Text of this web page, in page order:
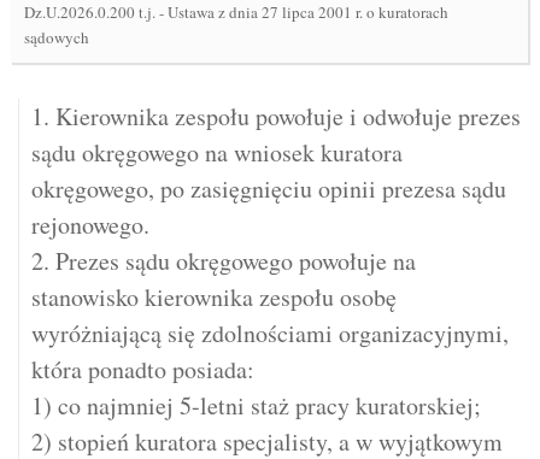
Dz.U.2026.0.200 t.j.-Ustawa z dnia 27 lipca 2001 r. o kuratorach
sądowych
1. Kierownika zespołu powołuje i odwołuje prezes
sądu okręgowego na wniosek kuratora
okręgowego, po zasięgnięciu opinii prezesa sądu
rejonowego.
2. Prezes sądu okręgowego powołuje na
stanowisko kierownika zespołu osobę
wyróżniającą się zdolnościami organizacyjnymi,
która ponadto posiada:
1) co najmniej 5-letni staż pracy kuratorskiej;
2) stopień kuratora specjalisty, a w wyjątkowym